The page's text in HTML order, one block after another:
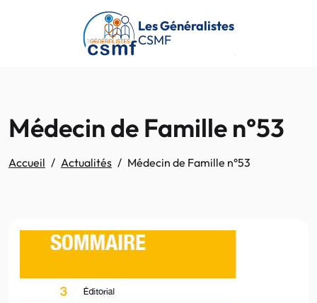
Passer au contenu principal
Les Généralistes
CSMF
Médecin de Famille n°53
Accueil Actualités Médecin de Famille n°53